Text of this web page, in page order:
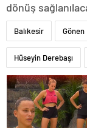
dönüş
Balıkesir Gönen
Hüseyin Derebaşı